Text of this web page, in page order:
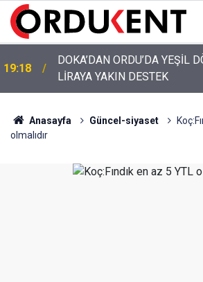
19:18
DOKA’DAN ORDU’DA YEŞİL
LİRAYA YAKIN DESTEK
Anasayfa Güncel-siyaset
olmalıdır